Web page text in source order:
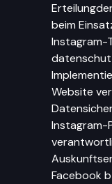
beim
Instagram-
Website
Instagram-
Facebook